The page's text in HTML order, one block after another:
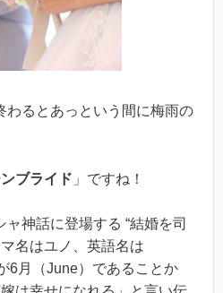
わるとあっという間に梅雨の
ブライド 」ですね！
神話に登場する “結婚を司
名はユノ、英語名は
6月（June）であることか